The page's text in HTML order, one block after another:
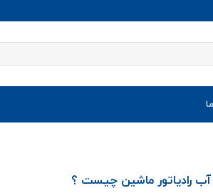
رادیاتور ماشین چیست ؟